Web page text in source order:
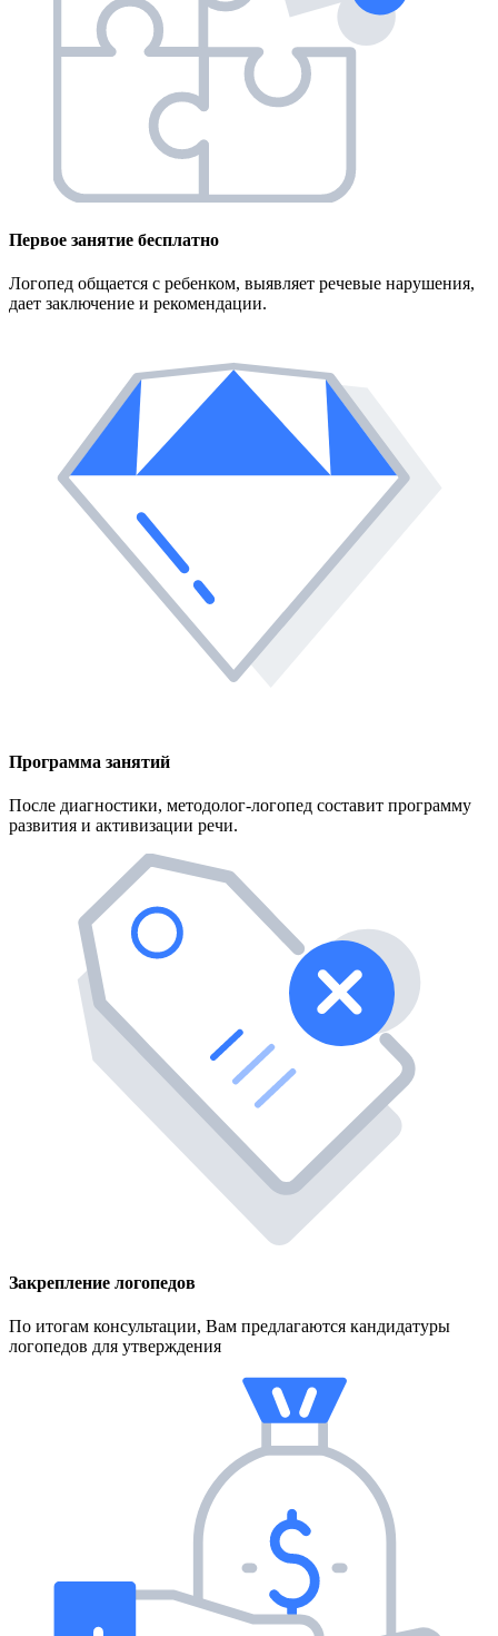
Первое занятие бесплатно
Логопед общается с ребенком, выявляет речевые нарушения,
дает заключение и рекомендации.
Программа занятий
После диагностики, методолог-логопед составит программу
развития и активизации речи.
Закрепление логопедов
По итогам консультации, Вам предлагаются кандидатуры
логопедов для утверждения